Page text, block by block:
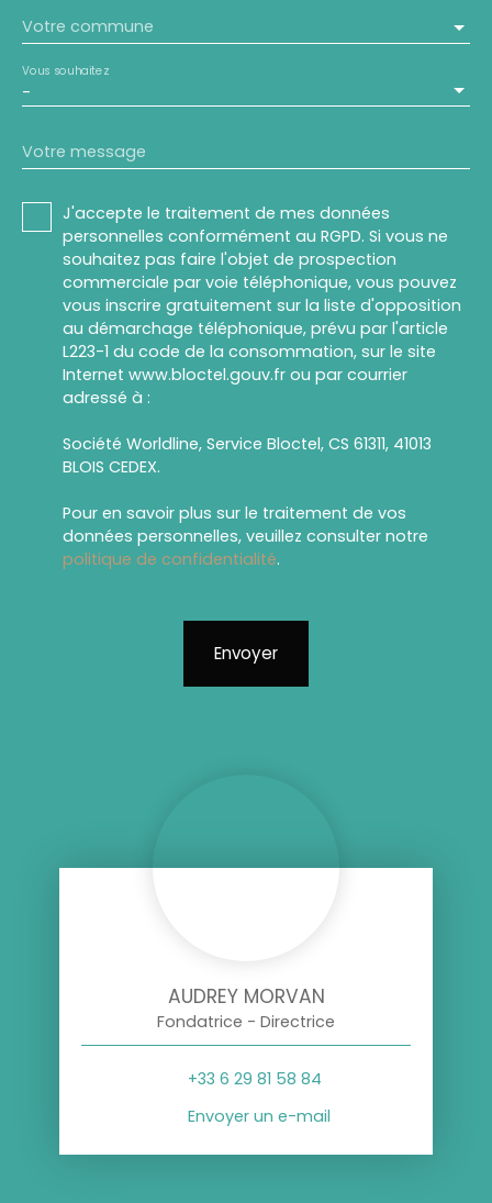
Votre commune
-
Vous souhaitez
Votre message
J'accepte le traitement de mes données
personnelles conformément au RGPD. Si vous ne
souhaitez pas faire l'objet de prospection
commerciale par voie téléphonique, vous pouvez
vous inscrire gratuitement sur la liste d'opposition
au démarchage téléphonique, prévu par l'article
L223-1 du code de la consommation, sur le site
Internet www.bloctel.gouv.fr ou par courrier
adressé à :
Société Worldline, Service Bloctel, CS 61311, 41013
BLOIS CEDEX.
Pour en savoir plus sur le traitement de vos
données personnelles, veuillez consulter notre
politique de confidentialité.
Envoyer
AUDREY MORVAN
Fondatrice - Directrice
+33 6 29 81 58 84
Envoyer un e-mail